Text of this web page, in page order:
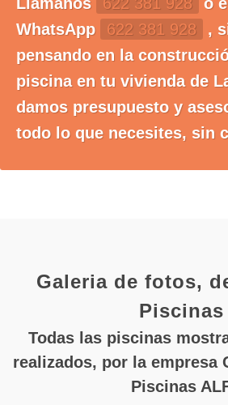
WhatsApp
622 381 928
,
pensando en la
piscina en tu vivienda de
damos presupuesto y
todo lo que necesites, sin
Galeria de fotos,
Piscinas
Todas las piscinas
realizados, por la empresa
Piscinas